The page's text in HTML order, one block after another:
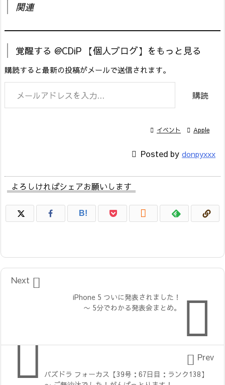
関連
覚醒する @CDiP 【個人ブログ】をもっと見る
購読すると最新の投稿がメールで送信されます。
メールアドレスを入力...
購読
 イベント  Apple
 Posted by donpyxxx
よろしければシェアお願いします
B! 

iPhone 5 ついに発表されました！
〜 5分でわかる発表会まとめ。

Next
 パズドラ フォーカス【39号：67日目：ランク138】
 Prev